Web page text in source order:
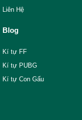
Liên Hệ
Blog
Kí tự FF
Kí tự PUBG
Kí tự Con Gấu